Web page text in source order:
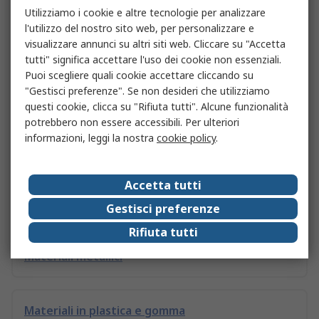
Barre in ceramica
Fogli in ceramica
Tubi in plastica
Vernici
Materiali metallici
Materiali in plastica e gomma
Utilizziamo i cookie e altre tecnologie per analizzare
l'utilizzo del nostro sito web, per personalizzare e
visualizzare annunci su altri siti web. Cliccare su "Accetta
tutti" significa accettare l'uso dei cookie non essenziali.
Puoi scegliere quali cookie accettare cliccando su
"Gestisci preferenze". Se non desideri che utilizziamo
questi cookie, clicca su "Rifiuta tutti". Alcune funzionalità
potrebbero non essere accessibili. Per ulteriori
informazioni, leggi la nostra cookie policy.
Accetta tutti
Gestisci preferenze
Rifiuta tutti